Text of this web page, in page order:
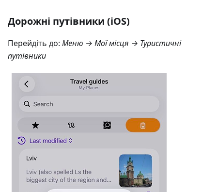
Дорожні путівники (iOS)
Перейдіть до: Меню → Мої місця → Туристичні
путівники